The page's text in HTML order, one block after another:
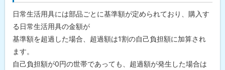
日常生活用具には部品ごとに基準額が定められており、購入す
る日常生活用具の金額が
基準額を超過した場合、超過額は1割の自己負担額に加算され
ます。
自己負担額が0円の世帯であっても、超過額が発生した場合は